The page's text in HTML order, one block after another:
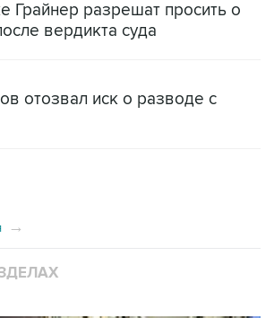
Грайнер разрешат просить о
вердикта суда
отозвал иск о разводе с
→